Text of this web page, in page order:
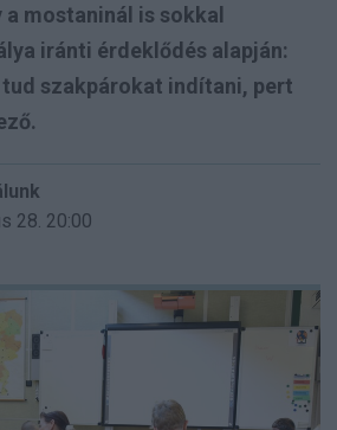
mostaninál is sokkal
iránti érdeklődés alapján:
szakpárokat indítani, pert
28. 20:00